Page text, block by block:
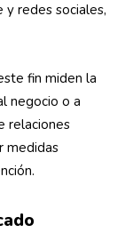
y redes sociales,
fin miden la
negocio o a
relaciones
medidas